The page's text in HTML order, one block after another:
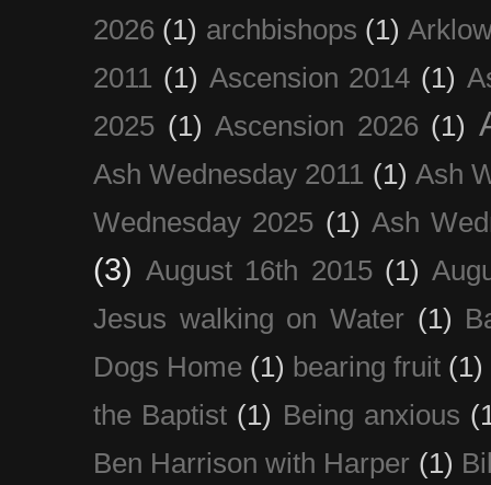
2026 (1) archbishops (1)
2011 (1) Ascension 2014 (1)
2025 (1) Ascension 2026 (1)
Ash Wednesday 2011 (1) Ash
Wednesday 2025 (1) Ash
(3) August 16th 2015 (1)
Jesus walking on Water (1)
Dogs Home (1) bearing fruit (1)
the Baptist (1) Being anxious
Ben Harrison with Harper (1)